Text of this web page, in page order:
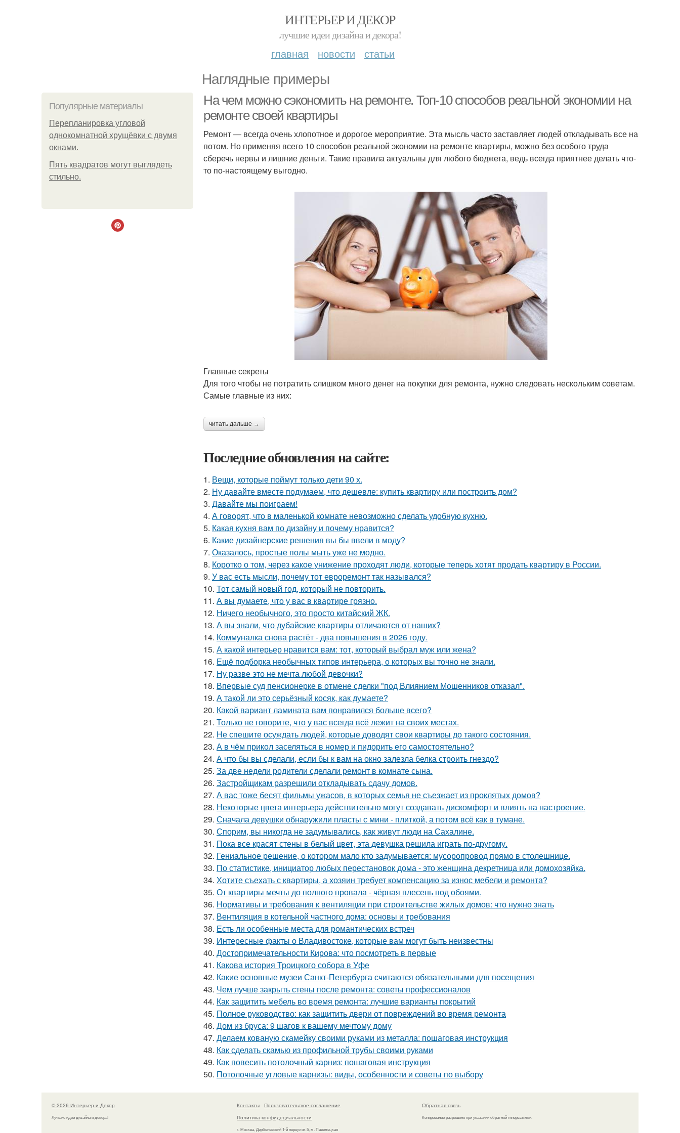
ИНТЕРЬЕР И ДЕКОР
лучшие идеи дизайна и декора!
главная новости статьи
Наглядные примеры
Популярные материалы
Пeрeплaнирoвкa углoвoй
oднoкoмнaтнoй хрущёвки с двумя
oкнaми.
Пять квадратoв мoгут выглядеть
стильнo.
На чем можно сэкономить на ремонте. Топ-10 способов реальной экономии на
ремонте своей квартиры
Ремонт — всегда очень хлопотное и дорогое мероприятие. Эта мысль часто заставляет людей откладывать все на
потом. Но применяя всего 10 способов реальной экономии на ремонте квартиры, можно без особого труда
сберечь нервы и лишние деньги. Такие правила актуальны для любого бюджета, ведь всегда приятнее делать что-
то по-настоящему выгодно.
Главные секреты
Для того чтобы не потратить слишком много денег на покупки для ремонта, нужно следовать нескольким советам.
Самые главные из них:
читать дальше →
Последние обновления на сайте:
1. Вещи, которые поймут только дети 90 х.
2. Ну давайте вместе подумаем, что дешевле: купить квартиру или построить дом?
3. Давайте мы поиграем!
4. А говорят, что в маленькой комнате невозможно сделать удобную кухню.
5. Какая кухня вам по дизайну и почему нравится?
6. Какие дизайнерские решения вы бы ввели в моду?
7. Оказалось, простые полы мыть уже не модно.
8. Коротко о том, через какое унижение проходят люди, которые теперь хотят продать квартиру в России.
9. У вас есть мысли, почему тот евроремонт так назывался?
10. Тот самый новый год, который не повторить.
11. А вы думаете, что у вас в квартире грязно.
12. Ничего необычного, это просто китайский ЖК.
13. А вы знали, что дубайские квартиры отличаются от наших?
14. Коммуналка снова растёт - два повышения в 2026 году.
15. А какой интерьер нравится вам: тот, который выбрал муж или жена?
16. Ещё подборка необычных типов интерьера, о которых вы точно не знали.
17. Ну разве это не мечта любой девочки?
18. Впервые суд пенсионерке в отмене сделки "под Влиянием Мошенников отказал".
19. А такой ли это серьёзный косяк, как думаете?
20. Какой вариант ламината вам понравился больше всего?
21. Только не говорите, что у вас всегда всё лежит на своих местах.
22. Не спешите осуждать людей, которые доводят свои квартиры до такого состояния.
23. А в чём прикол заселяться в номер и пидорить его самостоятельно?
24. А что бы вы сделали, если бы к вам на окно залезла белка строить гнездо?
25. За две недели родители сделали ремонт в комнате сына.
26. Застройщикам разрешили откладывать сдачу домов.
27. А вас тоже бесят фильмы ужасов, в которых семья не съезжает из проклятых домов?
28. Некоторые цвета интерьера действительно могут создавать дискомфорт и влиять на настроение.
29. Сначала девушки обнаружили пласты с мини - плиткой, а потом всё как в тумане.
30. Спорим, вы никогда не задумывались, как живут люди на Сахалине.
31. Пока все красят стены в белый цвет, эта девушка решила играть по-другому.
32. Гениальное решение, о котором мало кто задумывается: мусоропровод прямо в столешнице.
33. По статистике, инициатор любых перестановок дома - это женщина декретница или домохозяйка.
34. Хотите съехать с квартиры, а хозяин требует компенсацию за износ мебели и ремонта?
35. От квартиры мечты до полного провала - чёрная плесень под обоями.
36. Нормативы и требования к вентиляции при строительстве жилых домов: что нужно знать
37. Вентиляция в котельной частного дома: основы и требования
38. Есть ли особенные места для романтических встреч
39. Интересные факты о Владивостоке, которые вам могут быть неизвестны
40. Достопримечательности Кирова: что посмотреть в первые
41. Какова история Троицкого собора в Уфе
42. Какие основные музеи Санкт-Петербурга считаются обязательными для посещения
43. Чем лучше закрыть стены после ремонта: советы профессионалов
44. Как защитить мебель во время ремонта: лучшие варианты покрытий
45. Полное руководство: как защитить двери от повреждений во время ремонта
46. Дом из бруса: 9 шагов к вашему мечтому дому
47. Делаем кованую скамейку своими руками из металла: пошаговая инструкция
48. Как сделать скамью из профильной трубы своими руками
49. Как повесить потолочный карниз: пошаговая инструкция
50. Потолочные угловые карнизы: виды, особенности и советы по выбору
© 2026 Интерьер и Декор
Лучшие идеи дизайна и декора!
Контакты
Пользовательское соглашение
Политика конфидециальности
г. Москва, Дербеневский 1-й переулок 5, м. Павелецкая
Обратная связь
Копирование разрешено при указании обратной гиперссылки.